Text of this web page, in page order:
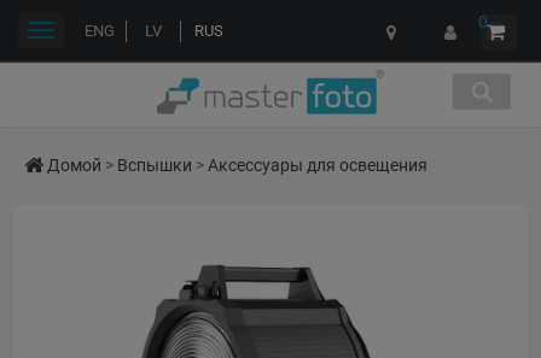
ENG LV RUS 0
Переключить
Домой > Вспышки >Аксессуары для освещения